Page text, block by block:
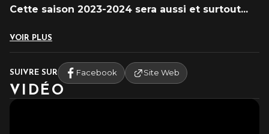
Cette saison 2023-2024 sera aussi et surtout...
VOIR PLUS
SUIVRE SUR Facebook Site Web
VIDÉO